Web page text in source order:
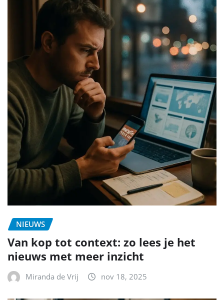
NIEUWS
Van kop tot context: zo lees je het
nieuws met meer inzicht
Miranda de Vrij nov 18, 2025